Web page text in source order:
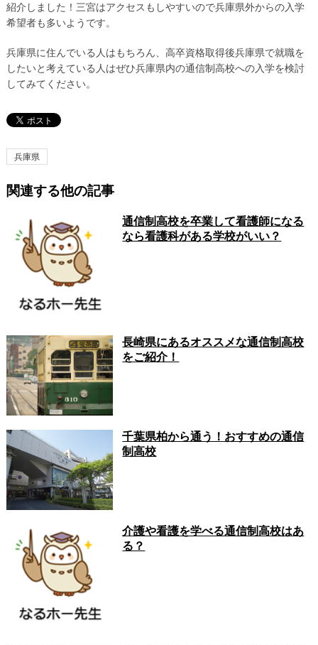
紹介しました！三宮はアクセスもしやすいので兵庫県外からの入学
希望者も多いようです。
兵庫県に住んでいる人はもちろん、高卒資格取得後兵庫県で就職を
したいと考えている人はぜひ兵庫県内の通信制高校への入学を検討
してみてください。
兵庫県
関連する他の記事
通信制高校を卒業して看護師になる
なら看護科がある学校がいい？
長崎県にあるオススメな通信制高校
をご紹介！
千葉県柏から通う！おすすめの通信
制高校
介護や看護を学べる通信制高校はあ
る？